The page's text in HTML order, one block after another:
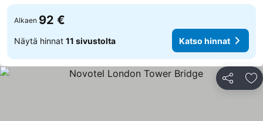
Alkaen 92 €
Näytä hinnat 11 sivustolta Katso hinnat
Jaa